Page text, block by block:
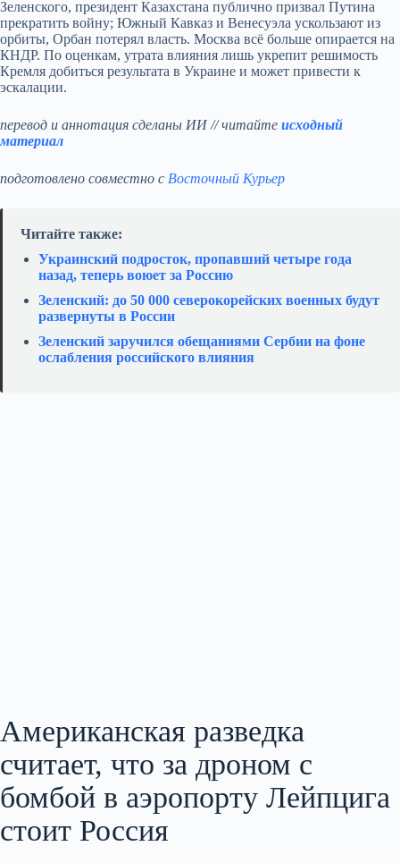
Зеленского, президент Казахстана публично призвал Путина
прекратить войну; Южный Кавказ и Венесуэла ускользают из
орбиты, Орбан потерял власть. Москва всё больше опирается на
КНДР. По оценкам, утрата влияния лишь укрепит решимость
Кремля добиться результата в Украине и может привести к
эскалации.
перевод и аннотация сделаны ИИ // читайте исходный
материал
подготовлено совместно с Восточный Курьер
Читайте также:
Украинский подросток, пропавший четыре года
назад, теперь воюет за Россию
Зеленский: до 50 000 северокорейских военных будут
развернуты в России
Зеленский заручился обещаниями Сербии на фоне
ослабления российского влияния
Американская разведка
считает, что за дроном с
бомбой в аэропорту Лейпцига
стоит Россия